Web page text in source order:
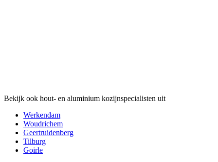
Bekijk ook hout- en aluminium kozijnspecialisten uit
Werkendam
Woudrichem
Geertruidenberg
Tilburg
Goirle